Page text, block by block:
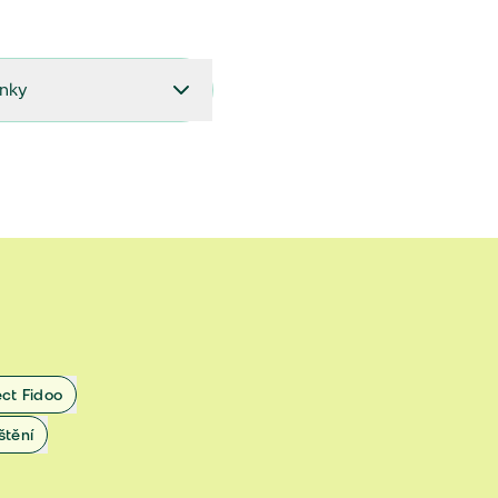
do 31.10.2022
do 8.7.2020
do 31.10.2019
Fidoo